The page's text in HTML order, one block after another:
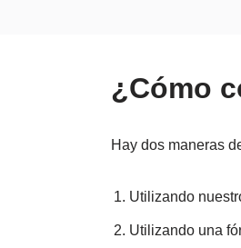
¿Cómo
Hay dos maneras
Utilizando
Utilizando una